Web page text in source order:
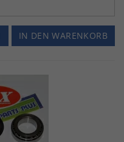
IN DEN WARENKORB